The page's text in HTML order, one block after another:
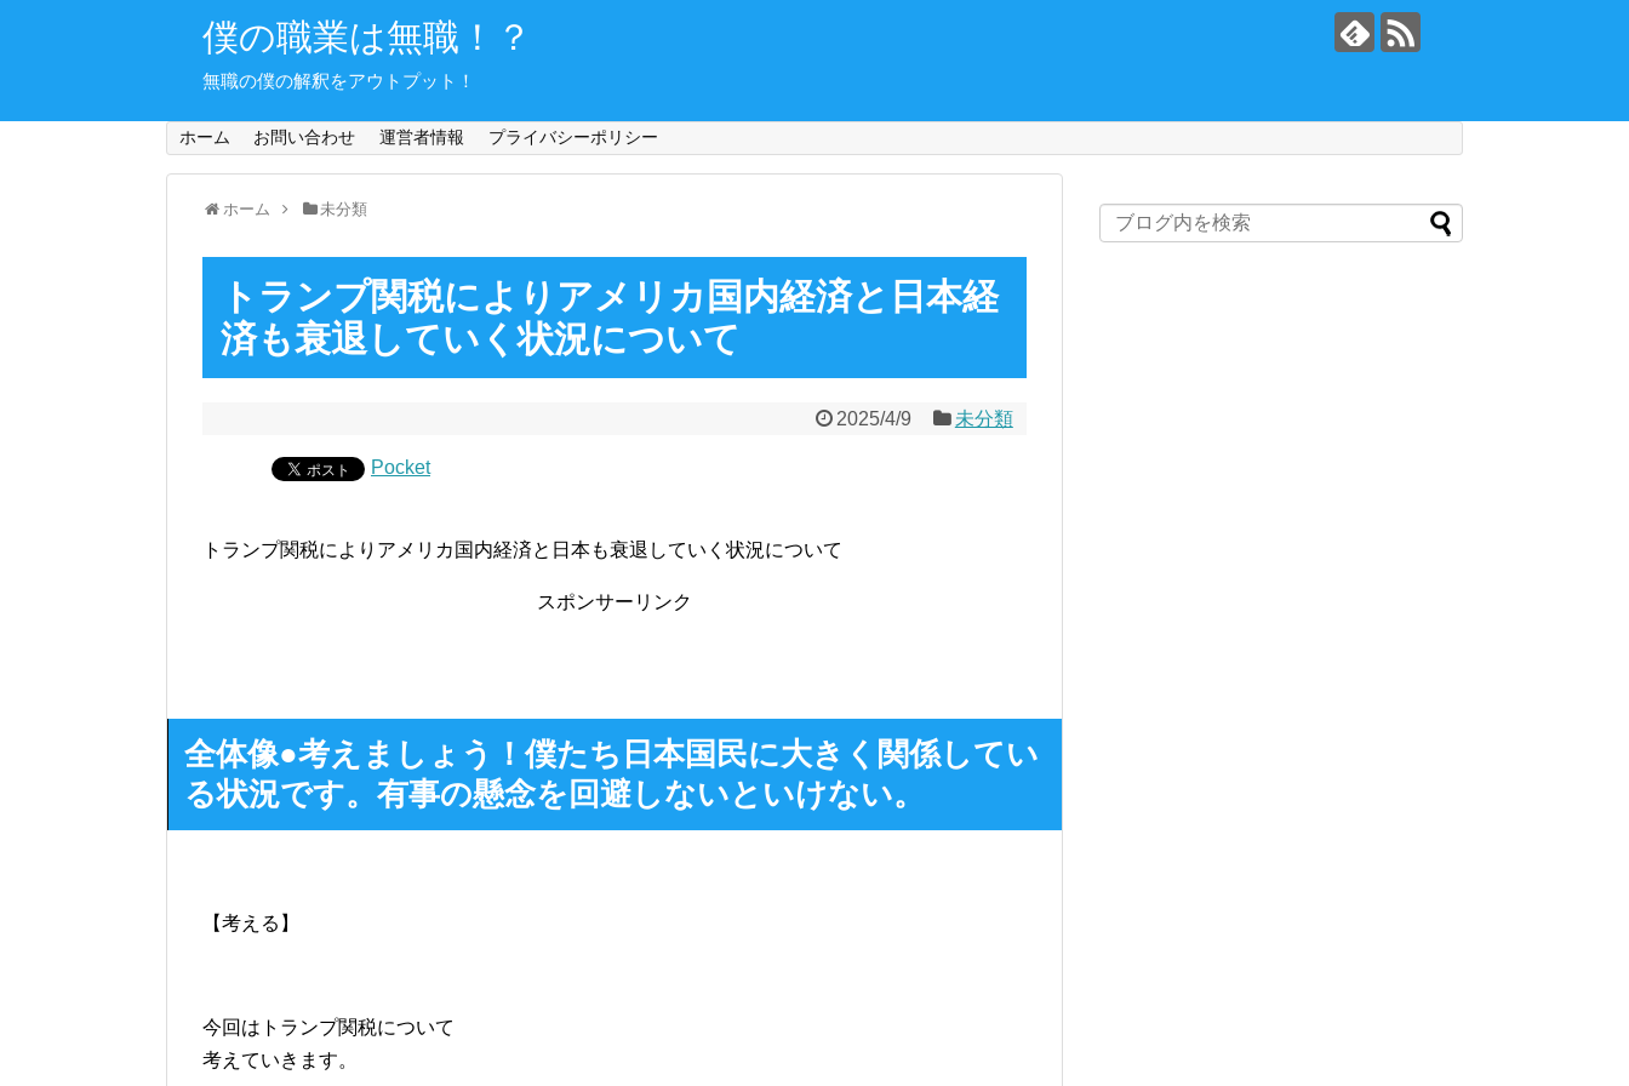
僕の職業は無職！？
無職の僕の解釈をアウトプット！
ホーム お問い合わせ 運営者情報 プライバシーポリシー
ホーム 未分類
トランプ関税によりアメリカ国内経済と日本経
済も衰退していく状況について
2025/4/9 未分類
Pocket
トランプ関税によりアメリカ国内経済と日本も衰退していく状況について
スポンサーリンク
全体像●考えましょう！僕たち日本国民に大きく関係してい
る状況です。有事の懸念を回避しないといけない。
【考える】
今回はトランプ関税について
考えていきます。